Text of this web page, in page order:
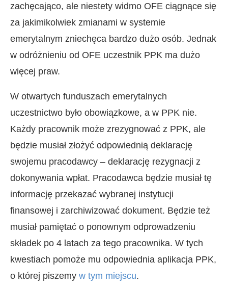
zachęcająco, ale niestety widmo OFE ciągnące się
za jakimikolwiek zmianami w systemie
emerytalnym zniechęca bardzo dużo osób. Jednak
w odróżnieniu od OFE uczestnik PPK ma dużo
więcej praw.
W otwartych funduszach emerytalnych
uczestnictwo było obowiązkowe, a w PPK nie.
Każdy pracownik może zrezygnować z PPK, ale
będzie musiał złożyć odpowiednią deklarację
swojemu pracodawcy – deklarację rezygnacji z
dokonywania wpłat. Pracodawca będzie musiał tę
informację przekazać wybranej instytucji
finansowej i zarchiwizować dokument. Będzie też
musiał pamiętać o ponownym odprowadzeniu
składek po 4 latach za tego pracownika. W tych
kwestiach pomoże mu odpowiednia aplikacja PPK,
o której piszemy w tym miejscu.